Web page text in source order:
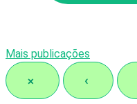
Mais publicações
× ‹